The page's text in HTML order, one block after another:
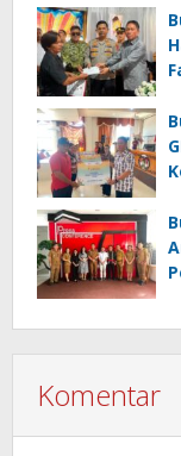
Komentar